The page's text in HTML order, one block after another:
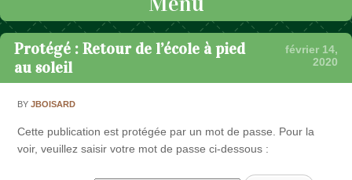
Passer au contenu
Protégé : Retour de l’école à pied
au soleil
février 14,
2020
BYJBOISARD
Cette publication est protégée par un mot de passe. Pour la
voir, veuillez saisir votre mot de passe ci-dessous :